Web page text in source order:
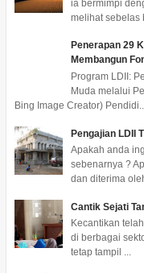
ia bermimpi
melihat sebelas
Penerapan 29
Membangun
Program LDII:
Muda melalui
Bing Image Creator)
Pengajian LDII
Apakah anda
sebenarnya ?
dan diterima
Cantik Sejati
Kecantikan
di berbagai
tetap tampil ...